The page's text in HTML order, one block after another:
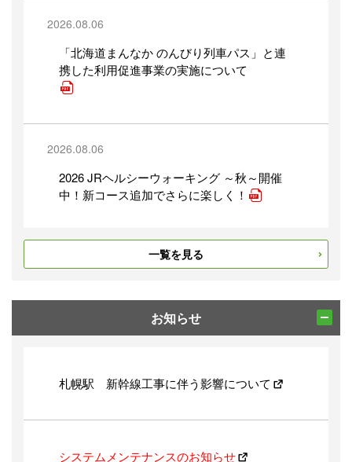
2026.08.06
「北海道まんなか のんびり列車パス」と連
携した利用促進事業の実施について
2026.08.06
2026 JRヘルシーウォーキング ～秋～開催
中！新コース追加でさらに楽しく！
～
「新函館北斗駅一日駅長NFT」を発売しま
す
一覧を見る
お知らせ
札幌駅 新幹線工事に伴う影響について
システムメンテナンスのお知らせ